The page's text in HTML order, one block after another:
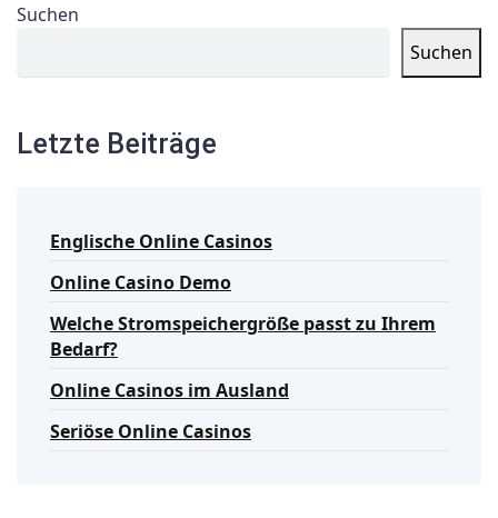
Suchen
Suchen
Letzte Beiträge
Englische Online Casinos
Online Casino Demo
Welche Stromspeichergröße passt zu Ihrem
Bedarf?
Online Casinos im Ausland
Seriöse Online Casinos